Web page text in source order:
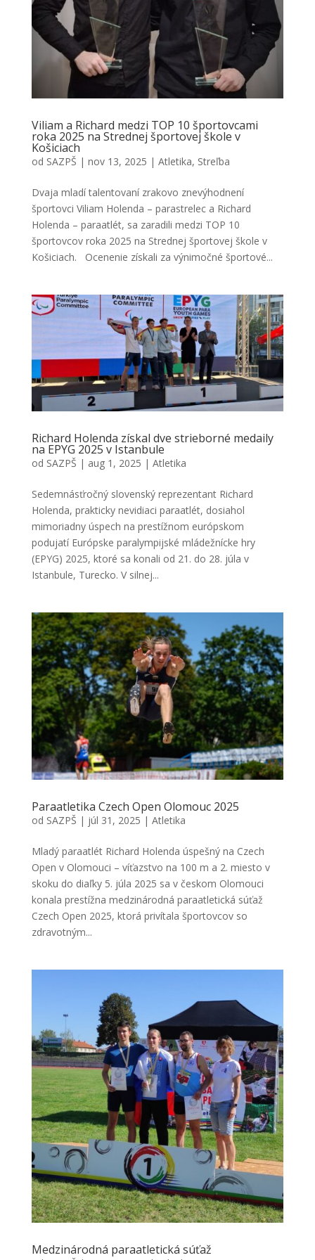
Viliam a Richard medzi TOP 10 športovcami
roka 2025 na Strednej športovej škole v
Košiciach
od SAZPŠ | nov 13, 2025 | Atletika, Streľba
Dvaja mladí talentovaní zrakovo znevýhodnení
športovci Viliam Holenda – parastrelec a Richard
Holenda – paraatlét, sa zaradili medzi TOP 10
športovcov roka 2025 na Strednej športovej škole v
Košiciach. Ocenenie získali za výnimočné športové...
Richard Holenda získal dve strieborné medaily
na EPYG 2025 v Istanbule
od SAZPŠ | aug 1, 2025 | Atletika
Sedemnásťročný slovenský reprezentant Richard
Holenda, prakticky nevidiaci paraatlét, dosiahol
mimoriadny úspech na prestížnom európskom
podujatí Európske paralympijské mládežnícke hry
(EPYG) 2025, ktoré sa konali od 21. do 28. júla v
Istanbule, Turecko. V silnej...
Paraatletika Czech Open Olomouc 2025
od SAZPŠ | júl 31, 2025 | Atletika
Mladý paraatlét Richard Holenda úspešný na Czech
Open v Olomouci – víťazstvo na 100 m a 2. miesto v
skoku do diaľky 5. júla 2025 sa v českom Olomouci
konala prestížna medzinárodná paraatletická súťaž
Czech Open 2025, ktorá privítala športovcov so
zdravotným...
Medzinárodná paraatletická súťaž